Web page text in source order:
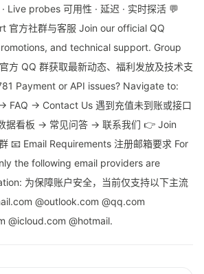
Live probes 可用性 · 延迟 · 实时探活 💬
官方社群与客服 Join our official QQ
and technical support. Group
方 QQ 群获取最新动态、福利发放及技术支
Payment or API issues? Navigate to:
FAQ → Contact Us 遇到充值未到账或接口
据看板 → 常见问答 → 联系我们 👉 Join
📧 Email Requirements 注册邮箱要求 For
the following email providers are
为保障账户安全，当前仅支持以下主流
@outlook.com @qq.com
@icloud.com @hotmail.